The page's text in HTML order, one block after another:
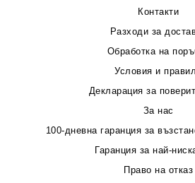
Контакти
Разходи за
Обработка на
Условия и
Декларация за
За нас
100-дневна гаранция за
Гаранция за най-
Право на отказ